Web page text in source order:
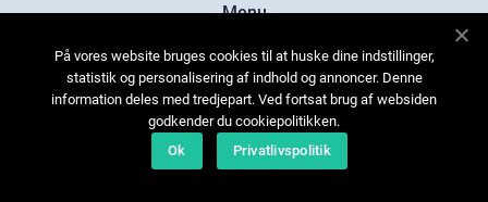
Menu
Annonsering
Om oss
Cookies
Kontakta oss
På vores website bruges cookies til at huske dine indstillinger,
statistik og personalisering af indhold og annoncer. Denne
information deles med tredjepart. Ved fortsat brug af websiden
godkender du cookiepolitikken.
Ok
Privatlivspolitik